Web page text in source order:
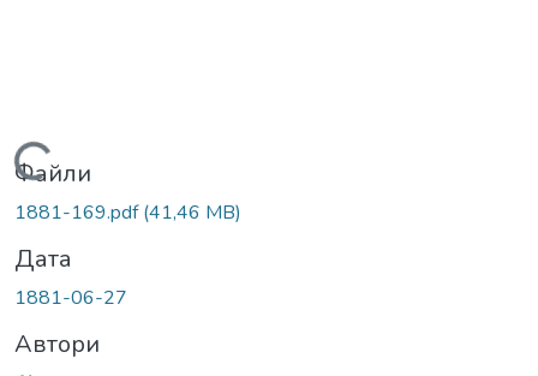
Вантажиться...
Файли
1881-169.pdf(41,46 MB)
Дата
1881-06-27
Автори